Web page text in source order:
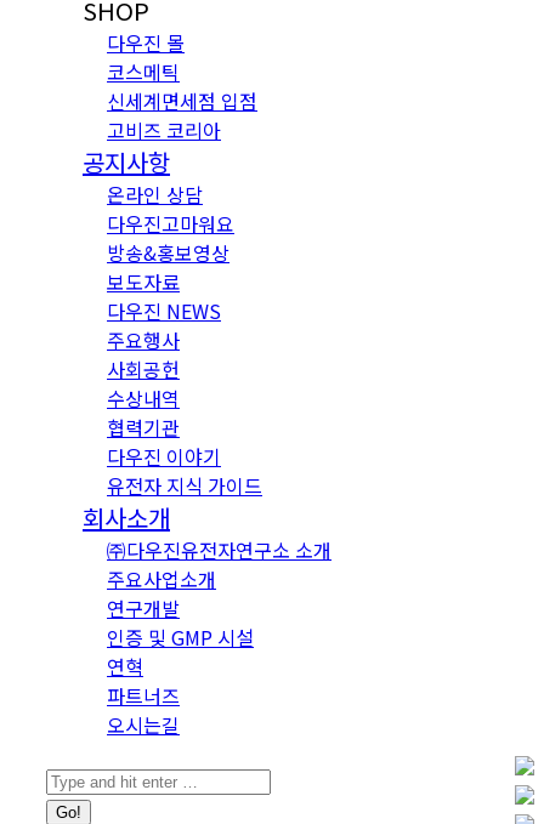
SHOP
다우진 몰
코스메틱
신세계면세점 입점
고비즈 코리아
공지사항
온라인 상담
다우진고마워요
방송&홍보영상
보도자료
다우진 NEWS
주요행사
사회공헌
수상내역
협력기관
다우진 이야기
유전자 지식 가이드
회사소개
㈜다우진유전자연구소 소개
주요사업소개
연구개발
인증 및 GMP 시설
연혁
파트너즈
오시는길
Search: